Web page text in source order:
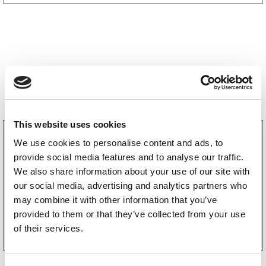
This website uses cookies
We use cookies to personalise content and ads, to
provide social media features and to analyse our traffic.
We also share information about your use of our site with
our social media, advertising and analytics partners who
may combine it with other information that you’ve
provided to them or that they’ve collected from your use
of their services.
LGF skilt Selvklebende
256kr
Kjøp på nett